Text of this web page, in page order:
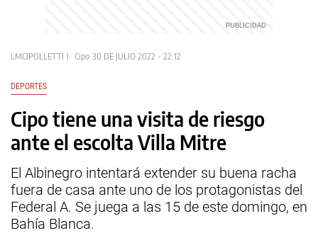
LMCIPOLLETTI Cipo 30 DE JULIO 2022 - 22:12
DEPORTES
Cipo tiene una visita de riesgo
ante el escolta Villa Mitre
El Albinegro intentará extender su buena racha
fuera de casa ante uno de los protagonistas del
Federal A. Se juega a las 15 de este domingo, en
Bahía Blanca.